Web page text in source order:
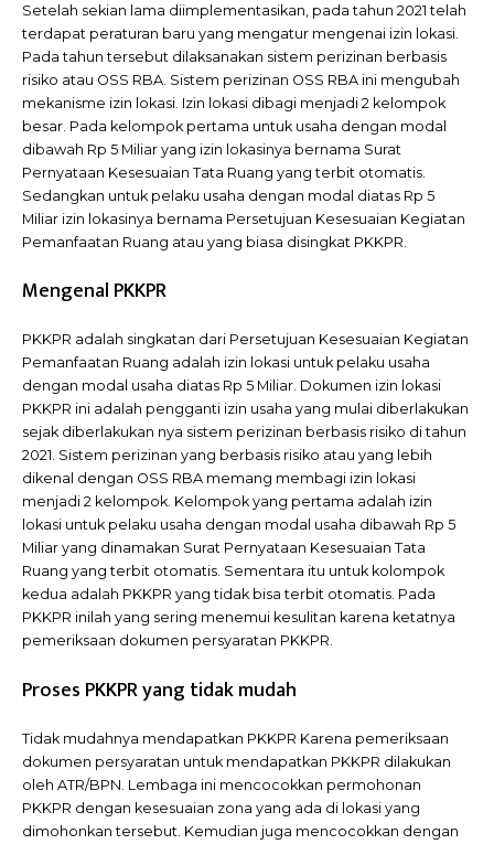
Setelah sekian lama diimplementasikan, pada tahun 2021 telah
terdapat peraturan baru yang mengatur mengenai izin lokasi.
Pada tahun tersebut dilaksanakan sistem perizinan berbasis
risiko atau OSS RBA. Sistem perizinan OSS RBA ini mengubah
mekanisme izin lokasi. Izin lokasi dibagi menjadi 2 kelompok
besar. Pada kelompok pertama untuk usaha dengan modal
dibawah Rp 5 Miliar yang izin lokasinya bernama Surat
Pernyataan Kesesuaian Tata Ruang yang terbit otomatis.
Sedangkan untuk pelaku usaha dengan modal diatas Rp 5
Miliar izin lokasinya bernama Persetujuan Kesesuaian Kegiatan
Pemanfaatan Ruang atau yang biasa disingkat PKKPR.
Mengenal PKKPR
PKKPR adalah singkatan dari Persetujuan Kesesuaian Kegiatan
Pemanfaatan Ruang adalah izin lokasi untuk pelaku usaha
dengan modal usaha diatas Rp 5 Miliar. Dokumen izin lokasi
PKKPR ini adalah pengganti izin usaha yang mulai diberlakukan
sejak diberlakukan nya sistem perizinan berbasis risiko di tahun
2021. Sistem perizinan yang berbasis risiko atau yang lebih
dikenal dengan OSS RBA memang membagi izin lokasi
menjadi 2 kelompok. Kelompok yang pertama adalah izin
lokasi untuk pelaku usaha dengan modal usaha dibawah Rp 5
Miliar yang dinamakan Surat Pernyataan Kesesuaian Tata
Ruang yang terbit otomatis. Sementara itu untuk kolompok
kedua adalah PKKPR yang tidak bisa terbit otomatis. Pada
PKKPR inilah yang sering menemui kesulitan karena ketatnya
pemeriksaan dokumen persyaratan PKKPR.
Proses PKKPR yang tidak mudah
Tidak mudahnya mendapatkan PKKPR Karena pemeriksaan
dokumen persyaratan untuk mendapatkan PKKPR dilakukan
oleh ATR/BPN. Lembaga ini mencocokkan permohonan
PKKPR dengan kesesuaian zona yang ada di lokasi yang
dimohonkan tersebut. Kemudian juga mencocokkan dengan